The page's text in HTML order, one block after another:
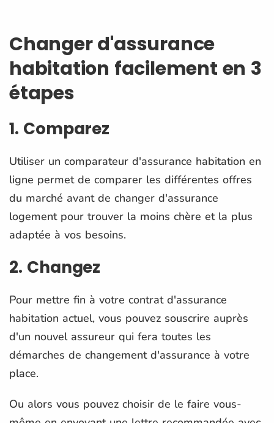
Changer d'assurance
habitation facilement en 3
étapes
1. Comparez
Utiliser un comparateur d'assurance habitation en
ligne permet de comparer les différentes offres
du marché avant de changer d'assurance
logement pour trouver la moins chère et la plus
adaptée à vos besoins.
2. Changez
Pour mettre fin à votre contrat d'assurance
habitation actuel, vous pouvez souscrire auprès
d'un nouvel assureur qui fera toutes les
démarches de changement d'assurance à votre
place.
Ou alors vous pouvez choisir de le faire vous-